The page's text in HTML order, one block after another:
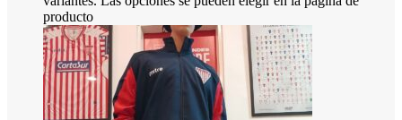
producto